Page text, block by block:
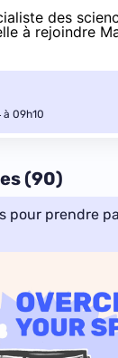
des
à rejoindre
09h10
(90)
pour prendre